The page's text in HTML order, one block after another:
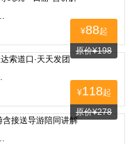
¥88起
原价¥198
¥118起
原价¥278